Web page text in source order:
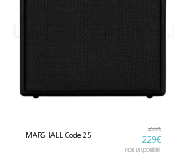
MARSHALL Code 25
299€
229€
Non Disponibile